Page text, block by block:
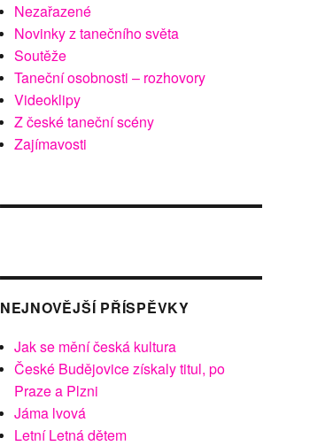
Nezařazené
Novinky z tanečního světa
Soutěže
Taneční osobnosti – rozhovory
Videoklipy
Z české taneční scény
Zajímavosti
NEJNOVĚJŠÍ PŘÍSPĚVKY
Jak se mění česká kultura
České Budějovice získaly titul, po
Praze a Plzni
Jáma lvová
Letní Letná dětem